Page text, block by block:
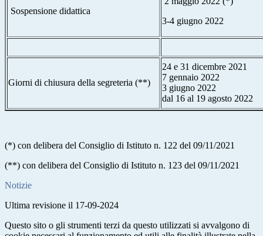
Sospensione didattica
3-4 giugno 2022
Giorni di chiusura della segreteria (**)
24 e 31 dicembre 2021
7 gennaio 2022
3 giugno 2022
dal 16 al 19 agosto 2022
(*) con delibera del Consiglio di Istituto n. 122 del 09/11/2021
(**) con delibera del Consiglio di Istituto n. 123 del 09/11/2021
Notizie
Ultima revisione il 17-09-2024
Questo sito o gli strumenti terzi da questo utilizzati si avvalgono di